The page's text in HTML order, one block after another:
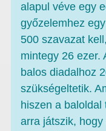
alapul véve egy
győzelemhez
500 szavazat
mintegy 26 ezer.
balos diadalhoz
szükségeltetik.
hiszen a
arra játszik, hogy